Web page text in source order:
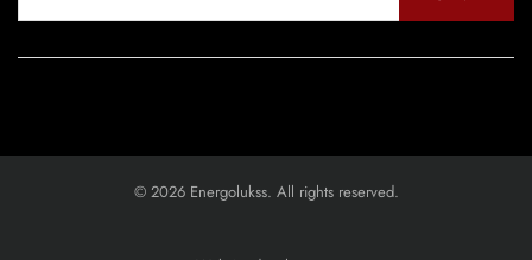
© 2026 Energolukss. All rights reserved.